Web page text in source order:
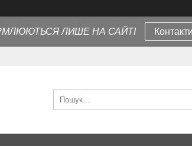
ЛИШЕ НА САЙТІ Контакти